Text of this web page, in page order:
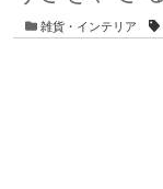
カテゴリー
雑貨・インテリア タ